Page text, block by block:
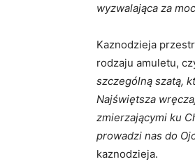
wyzwalająca za
Kaznodzieja
rodzaju amuletu,
szczególną szatą,
Najświętsza
zmierzającymi ku
prowadzi nas do
kaznodzieja.